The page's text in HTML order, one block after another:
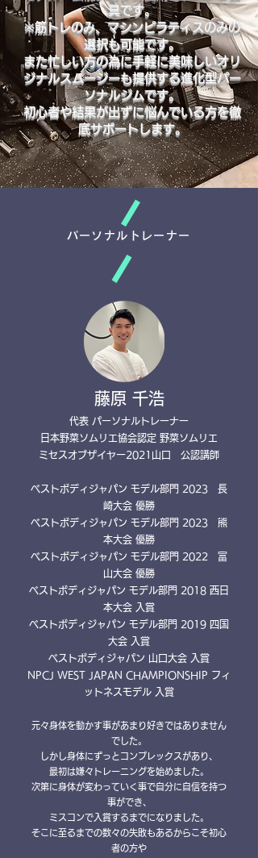
具です。
​※筋トレのみ、マシンピラティスのみの
選択も可能です。
また忙しい方の為に手軽に美味しいオリ
ジナルスムージーも提供する進化型パー
ソナルジムです。
初心者や結果が出ずに悩んでいる方を徹
底サポートします。
パーソナルトレーナー
藤原 千浩
​代表 パーソナルトレーナー
日本野菜ソムリエ協会認定 野菜ソムリエ
ミセスオブザイヤー2021山口 公認講師
ベストボディジャパン モデル部門 2023 長
崎大会 優勝
ベストボディジャパン モデル部門 2023 熊
本大会 優勝
ベストボディジャパン モデル部門 2022 富
山大会 優勝
ベストボディジャパン モデル部門 2018 西日
本大会 入賞
ベストボディジャパン モデル部門 2019 四国
大会 入賞
ベストボディジャパン 山口大会 入賞
NPCJ WEST JAPAN CHAMPIONSHIP フィ
ットネスモデル 入賞
​元々身体を動かす事があまり好きではありません
でした。
しかし身体にずっとコンプレックスがあり、
最初は嫌々トレーニングを始めました。
次第に身体が変わっていく事で自分に自信を持つ
事ができ、
ミスコンで入賞するまでになりました。
そこに至るまでの数々の失敗もあるからこそ初心
者の方や